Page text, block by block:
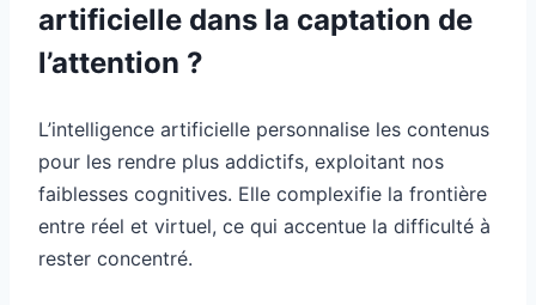
artificielle dans la captation de
l’attention ?
L’intelligence artificielle personnalise les contenus
pour les rendre plus addictifs, exploitant nos
faiblesses cognitives. Elle complexifie la frontière
entre réel et virtuel, ce qui accentue la difficulté à
rester concentré.